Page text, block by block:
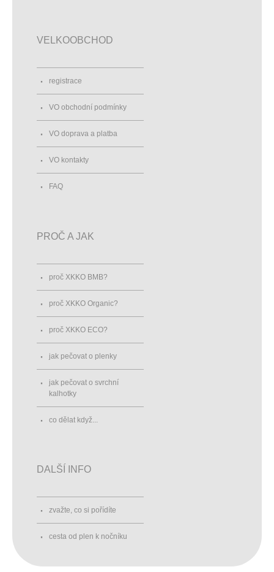
VELKOOBCHOD
registrace
VO obchodní podmínky
VO doprava a platba
VO kontakty
FAQ
PROČ A JAK
proč XKKO BMB?
proč XKKO Organic?
proč XKKO ECO?
jak pečovat o plenky
jak pečovat o svrchní
kalhotky
co dělat když...
DALŠÍ INFO
zvažte, co si pořídíte
cesta od plen k nočníku